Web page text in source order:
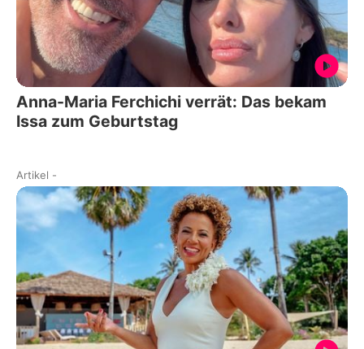
Anna-Maria Ferchichi verrät: Das bekam
Issa zum Geburtstag
Artikel -